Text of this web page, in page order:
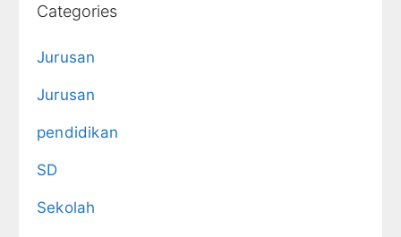
Categories
Jurusan
Jurusan
pendidikan
SD
Sekolah